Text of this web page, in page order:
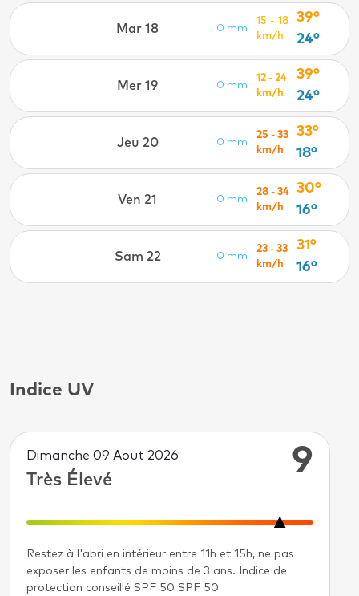
Mar 18 0 mm
15 - 18
km/h
39°
24°
Mer 19 0 mm
12 - 24
km/h
39°
24°
Jeu 20 0 mm
25 - 33
km/h
33°
18°
Ven 21 0 mm
28 - 34
km/h
30°
16°
Sam 22 0 mm
23 - 33
km/h
31°
16°
Indice UV
Dimanche 09 Aout 2026
Très Élevé
9
Restez à l'abri en intérieur entre 11h et 15h, ne pas
exposer les enfants de moins de 3 ans. Indice de
protection conseillé SPF 50 SPF 50